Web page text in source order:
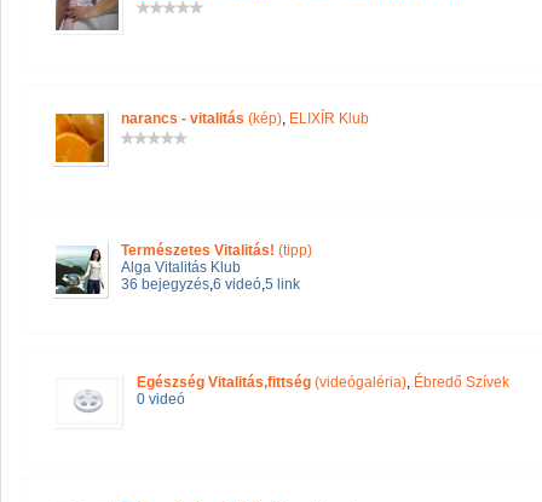
narancs - vitalitás (kép), ELIXÍR Klub
Természetes Vitalitás! (tipp)
Alga Vitalitás Klub
36 bejegyzés,6 videó,5 link
Egészség Vitalitás,fittség (videógaléria), Ébredő Szívek
0 videó